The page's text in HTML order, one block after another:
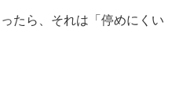
たら、それは「停めにくい